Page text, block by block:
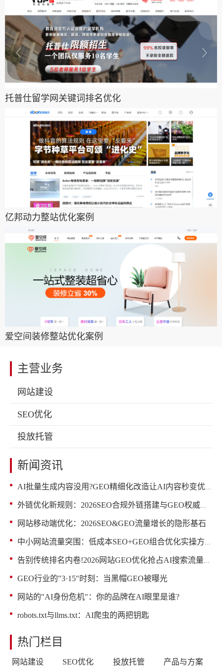
托普仕留学网关键词排名优化
亿邦动力整站优化案例
爱空间装修整站优化案例
主营业务
网站建设
SEO优化
投放托管
新闻资讯
AI批量生成内容没用?GEO精细化改造让AI内容秒变优质源码
外链优化新规则：2026SEO合规外链搭建与GEO权威赋能
网站移动端优化：2026SEO&GEO流量增长的隐形基石
中小网站流量突围：低成本SEO+GEO组合优化实操方案
告别传统排名内卷!2026网站GEO优化抢占AI搜索流量红利
GEO行业的"3·15"时刻：当黑帽GEO被曝光
网站的"AI身份危机"：你的品牌在AI眼里是谁?
robots.txt与llms.txt：AI爬虫的两把钥匙
热门栏目
网站建设 SEO优化 投放托管
产品与方案